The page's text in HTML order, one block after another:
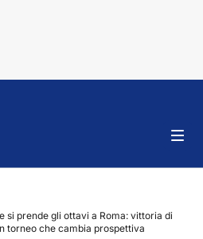
si prende gli ottavi a Roma: vittoria di
torneo che cambia prospettiva